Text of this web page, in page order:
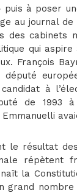
à poser
au journal
des cabinets
qui
François
à
de 1993
le résultat
répètent
la
nombre